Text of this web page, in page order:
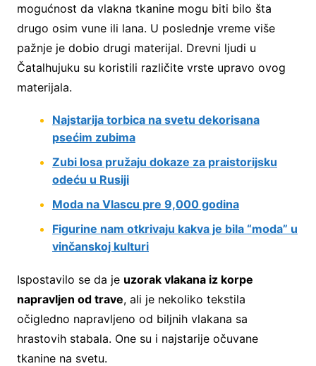
mogućnost da vlakna tkanine mogu biti bilo šta
drugo osim vune ili lana. U poslednje vreme više
pažnje je dobio drugi materijal. Drevni ljudi u
Čatalhujuku su koristili različite vrste upravo ovog
materijala.
Najstarija torbica na svetu dekorisana
psećim zubima
Zubi losa pružaju dokaze za praistorijsku
odeću u Rusiji
Moda na Vlascu pre 9,000 godina
Figurine nam otkrivaju kakva je bila “moda” u
vinčanskoj kulturi
Ispostavilo se da je uzorak vlakana iz korpe
napravljen od trave, ali je nekoliko tekstila
očigledno napravljeno od biljnih vlakana sa
hrastovih stabala. One su i najstarije očuvane
tkanine na svetu.